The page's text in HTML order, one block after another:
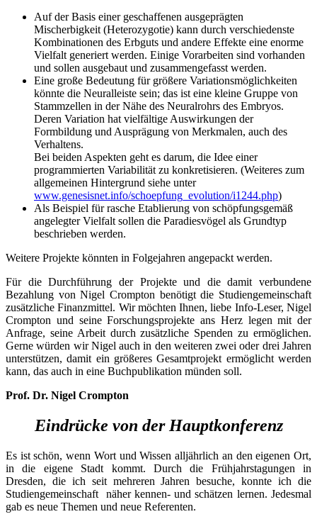
Auf der Basis einer geschaffenen ausgeprägten
Mischerbigkeit (Heterozygotie) kann durch verschiedenste
Kombinationen des Erbguts und andere Effekte eine enorme
Vielfalt generiert werden. Einige Vorarbeiten sind vorhanden
und sollen ausgebaut und zusammengefasst werden.
Eine große Bedeutung für größere Variationsmöglichkeiten
könnte die Neuralleiste sein; das ist eine kleine Gruppe von
Stammzellen in der Nähe des Neuralrohrs des Embryos.
Deren Variation hat vielfältige Auswirkungen der
Formbildung und Ausprägung von Merkmalen, auch des
Verhaltens.
Bei beiden Aspekten geht es darum, die Idee einer
programmierten Variabilität zu konkretisieren. (Weiteres zum
allgemeinen Hintergrund siehe unter
www.genesisnet.info/schoepfung_evolution/i1244.php)
Als Beispiel für rasche Etablierung von schöpfungsgemäß
angelegter Vielfalt sollen die Paradiesvögel als Grundtyp
beschrieben werden.
Weitere Projekte könnten in Folgejahren angepackt werden.
Für die Durchführung der Projekte und die damit verbundene
Bezahlung von Nigel Crompton benötigt die Studiengemeinschaft
zusätzliche Finanzmittel. Wir möchten Ihnen, liebe Info-Leser, Nigel
Crompton und seine Forschungsprojekte ans Herz legen mit der
Anfrage, seine Arbeit durch zusätzliche Spenden zu ermöglichen.
Gerne würden wir Nigel auch in den weiteren zwei oder drei Jahren
unterstützen, damit ein größeres Gesamtprojekt ermöglicht werden
kann, das auch in eine Buchpublikation münden soll.
Prof. Dr. Nigel Crompton
Eindrücke von der Hauptkonferenz
Es ist schön, wenn Wort und Wissen alljährlich an den eigenen Ort,
in die eigene Stadt kommt. Durch die Frühjahrstagungen in
Dresden, die ich seit mehreren Jahren besuche, konnte ich die
Studiengemeinschaft näher kennen- und schätzen lernen. Jedesmal
gab es neue Themen und neue Referenten.